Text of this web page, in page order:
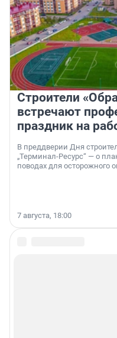
Строители
встречают
праздник на
В преддверии Дня
„Терминал-Ресурс“ — о
поводах для осторожного
7 августа, 18:00